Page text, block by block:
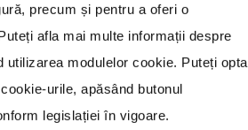
precum și pentru a oferi o
afla mai multe informații despre
utilizarea modulelor cookie. Puteți opta
urile, apăsând butonul
legislației în vigoare.